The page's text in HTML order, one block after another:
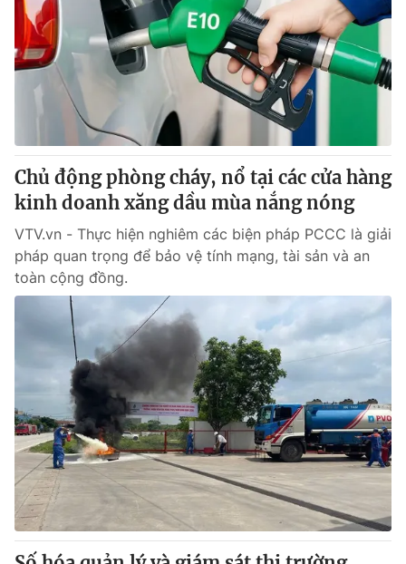
Chủ động phòng cháy, nổ tại các cửa hàng
kinh doanh xăng dầu mùa nắng nóng
VTV.vn - Thực hiện nghiêm các biện pháp PCCC là giải
pháp quan trọng để bảo vệ tính mạng, tài sản và an
toàn cộng đồng.